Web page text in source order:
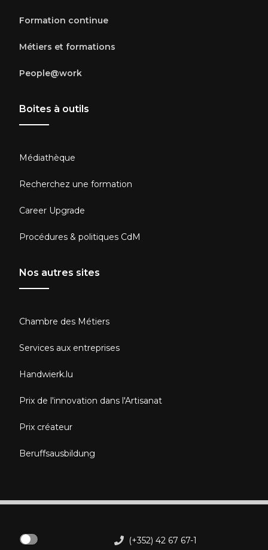
Formation continue
Métiers et formations
People@work
Boites à outils
Médiathèque
Recherchez une formation
Career Upgrade
Procédures & politiques CdM
Nos autres sites
Chambre des Métiers
Services aux entreprises
Handwierk.lu
Prix de l'innovation dans l'Artisanat
Prix créateur
Beruffsausbildung
(+352) 42 67 67-1